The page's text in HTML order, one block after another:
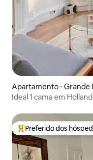
Apartamento ⋅ Grande
Ideal 1 cama em
Entre os melhores
Preferido dos